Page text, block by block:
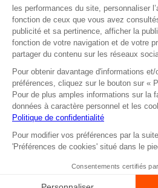
Non disponible en
ou
Mentions légales
Cookies CGV
Facebook